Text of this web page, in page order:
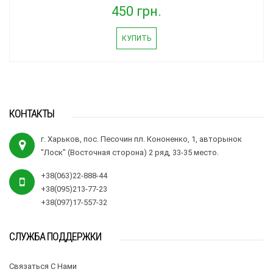
450 грн.
КУПИТЬ
КОНТАКТЫ
г. Харьков, пос. Песочин пл. Кононенко, 1, авторынок
"Лоск" (Восточная сторона) 2 ряд, 33-35 место.
+38(063)22-888-44
+38(095)213-77-23
+38(097)17-557-32
СЛУЖБА ПОДДЕРЖКИ
Связаться С Нами